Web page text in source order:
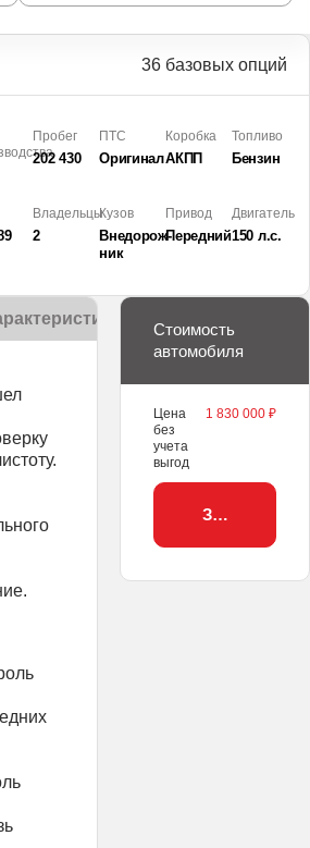
36 базовых опций
Пробег
202 430
ПТС
Оригинал
Коробка
АКПП
Топливо
Бензин
Владельцы
2
Кузов
Внедорож­
ник
Привод
Передний
Двигатель
150 л.с.
Стоимость
автомобиля
Цена
без
учета
выгод
1 830 000 ₽